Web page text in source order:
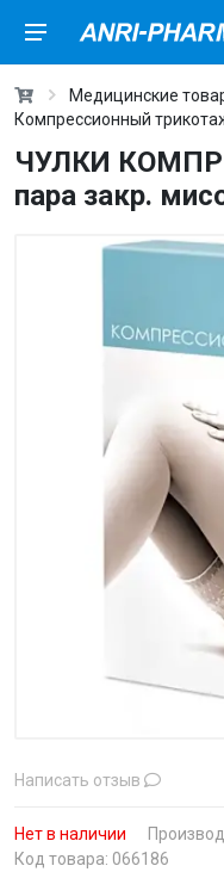
Медицинские
Компрессионный
ЧУЛКИ
пара закр.
Написать отзыв
Нет в наличии
Код товара: 066186